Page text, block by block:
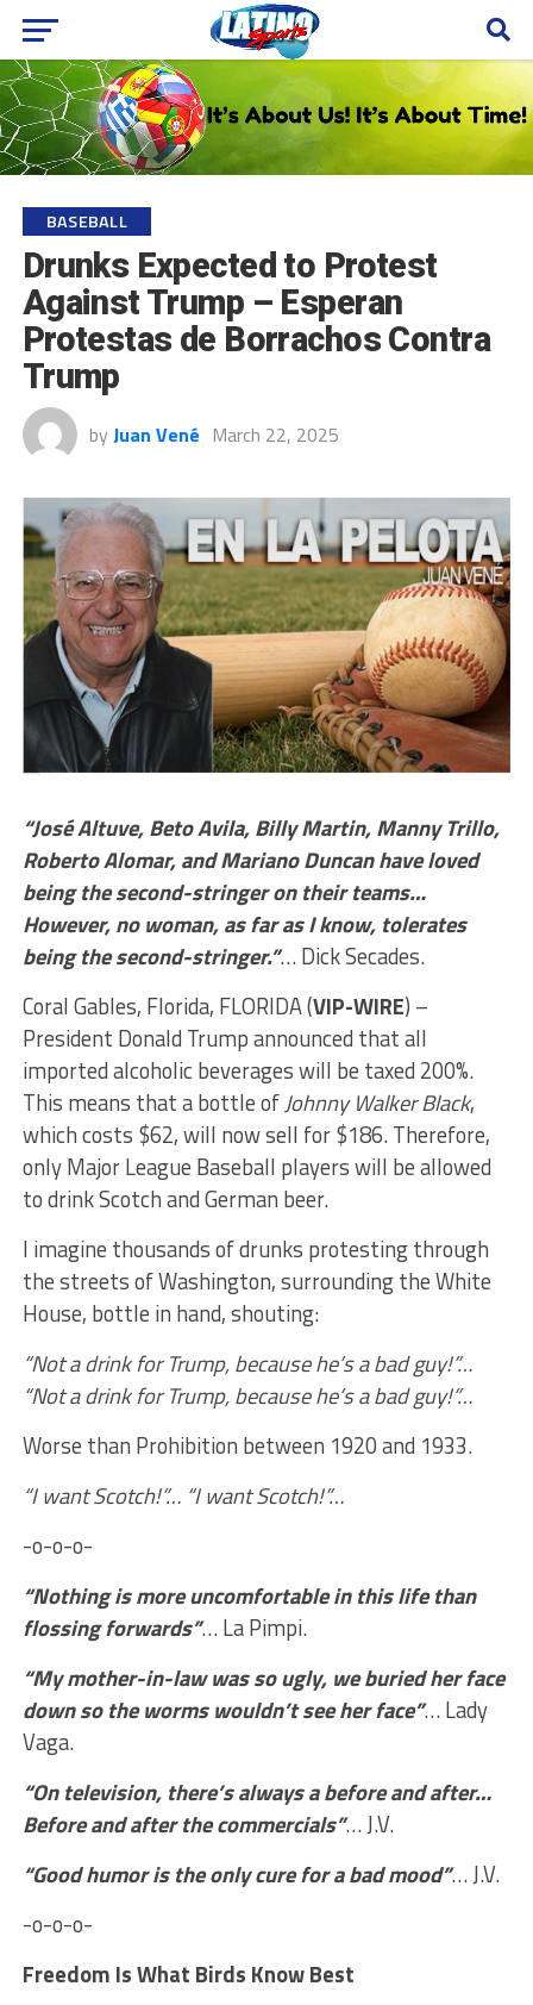
BASEBALL
Drunks Expected to Protest
Against Trump – Esperan
Protestas de Borrachos Contra
Trump
by Juan Vené March 22, 2025
“José Altuve, Beto Avila, Billy Martin, Manny Trillo,
Roberto Alomar, and Mariano Duncan have loved
being the second-stringer on their teams…
However, no woman, as far as I know, tolerates
being the second-stringer.”… Dick Secades.
Coral Gables, Florida, FLORIDA (VIP-WIRE) –
President Donald Trump announced that all
imported alcoholic beverages will be taxed 200%.
This means that a bottle ofJohnny Walker Black,
which costs $62, will now sell for $186. Therefore,
only Major League Baseball players will be allowed
to drink Scotch and German beer.
I imagine thousands of drunks protesting through
the streets of Washington, surrounding the White
House, bottle in hand, shouting:
“Not a drink for Trump, because he’s a bad guy!”…
“Not a drink for Trump, because he’s a bad guy!”…
Worse than Prohibition between 1920 and 1933.
“I want Scotch!”… “I want Scotch!”…
-o-o-o-
“Nothing is more uncomfortable in this life than
flossing forwards”… La Pimpi.
“My mother-in-law was so ugly, we buried her face
down so the worms wouldn’t see her face”… Lady
Vaga.
“On television, there’s always a before and after…
Before and after the commercials”… J.V.
“Good humor is the only cure for a bad mood”… J.V.
-o-o-o-
Freedom Is What Birds Know Best